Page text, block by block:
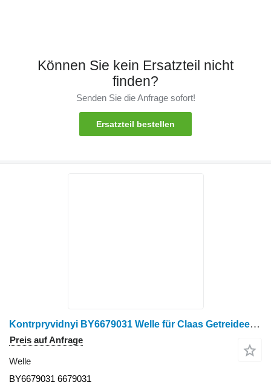
Können Sie kein Ersatzteil nicht
finden?
Senden Sie die Anfrage sofort!
Ersatzteil bestellen
Kontrpryvidnyi BY6679031 Welle für Claas Getreideernter
Preis auf Anfrage
Welle
BY6679031 6679031